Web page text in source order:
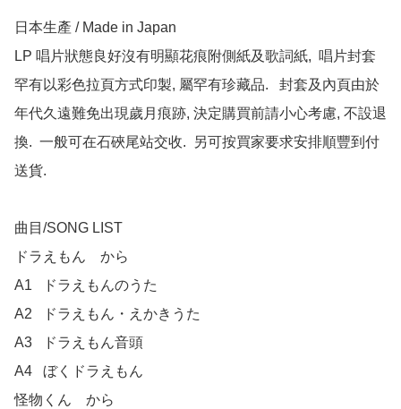
日本生產 / Made in Japan
LP 唱片狀態良好沒有明顯花痕附側紙及歌詞紙,  唱片封套
罕有以彩色拉頁方式印製, 屬罕有珍藏品.   封套及內頁由於
年代久遠難免出現歲月痕跡, 決定購買前請小心考慮, 不設退
換.  一般可在石硤尾站交收.  另可按買家要求安排順豐到付
送貨.
曲目/SONG LIST
ドラえもん　から
A1	ドラえもんのうた
A2	ドラえもん・えかきうた
A3	ドラえもん音頭
A4	ぼくドラえもん
怪物くん　から